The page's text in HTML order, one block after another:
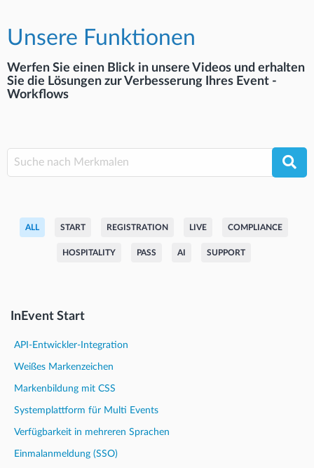
Unsere Funktionen
Werfen Sie einen Blick in unsere Videos und erhalten
Sie die Lösungen zur Verbesserung Ihres Event -
Workflows
ALL START REGISTRATION LIVE COMPLIANCE
HOSPITALITY PASS AI SUPPORT
InEvent Start
API-Entwickler-Integration
Weißes Markenzeichen
Markenbildung mit CSS
Systemplattform für Multi Events
Verfügbarkeit in mehreren Sprachen
Einmalanmeldung (SSO)